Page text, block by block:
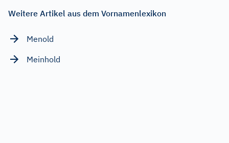
Weitere Artikel aus dem Vornamenlexikon
Menold
Meinhold